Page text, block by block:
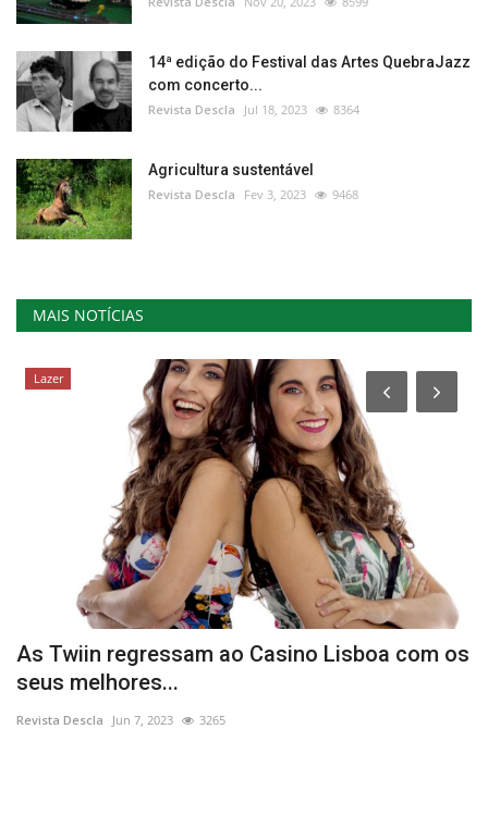
14ª edição do Festival das Artes QuebraJazz
com concerto...
Revista Descla Jul 18, 2023 8364
Agricultura sustentável
Revista Descla Fev 3, 2023 9468
MAIS NOTÍCIAS
Lazer
As Twiin regressam ao Casino Lisboa com os
seus melhores...
Revista Descla Jun 7, 2023 3265